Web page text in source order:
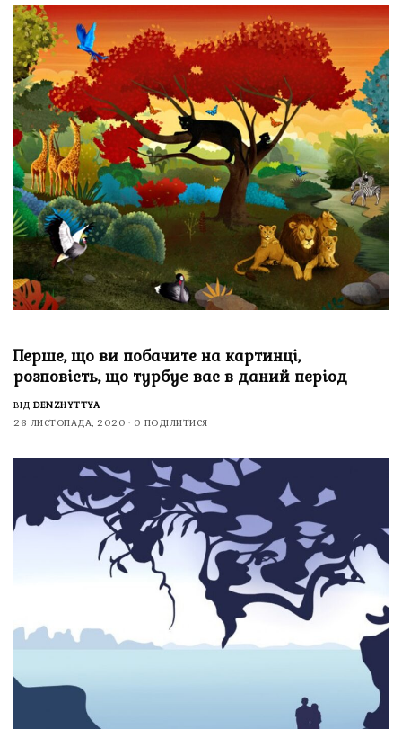
Перше, що ви побачите на картинці,
розповість, що турбує вас в даний період
ВІД DENZHYTTYA
26 ЛИСТОПАДА, 2020
0 ПОДІЛИТИСЯ